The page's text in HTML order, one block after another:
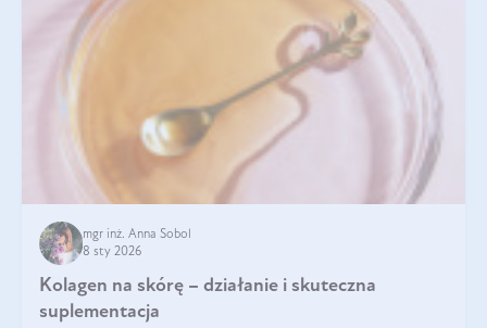
mgr inż. Anna Sobol
8 sty 2026
Kolagen na skórę – działanie i skuteczna
suplementacja